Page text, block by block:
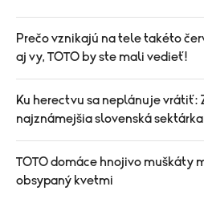
Prečo vznikajú na tele takéto
aj vy, TOTO by ste mali vedieť!
Ku herectvu sa neplánuje vrátiť:
najznámejšia slovenská
TOTO domáce hnojivo muškáty
obsypaný kvetmi